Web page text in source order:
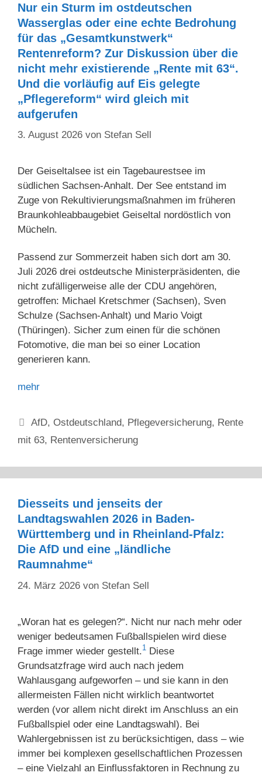
Nur ein Sturm im ostdeutschen
Wasserglas oder eine echte Bedrohung
für das „Gesamtkunstwerk“
Rentenreform? Zur Diskussion über die
nicht mehr existierende „Rente mit 63“.
Und die vorläufig auf Eis gelegte
„Pflegereform“ wird gleich mit
aufgerufen
3. August 2026 von Stefan Sell
Der Geiseltalsee ist ein Tagebaurestsee im
südlichen Sachsen-Anhalt. Der See entstand im
Zuge von Rekultivierungsmaßnahmen im früheren
Braunkohleabbaugebiet Geiseltal nordöstlich von
Mücheln.
Passend zur Sommerzeit haben sich dort am 30.
Juli 2026 drei ostdeutsche Ministerpräsidenten, die
nicht zufälligerweise alle der CDU angehören,
getroffen: Michael Kretschmer (Sachsen), Sven
Schulze (Sachsen-Anhalt) und Mario Voigt
(Thüringen). Sicher zum einen für die schönen
Fotomotive, die man bei so einer Location
generieren kann.
mehr
Kategorien
AfD,Ostdeutschland, Pflegeversicherung, Rente
mit 63, Rentenversicherung
Diesseits und jenseits der
Landtagswahlen 2026 in Baden-
Württemberg und in Rheinland-Pfalz:
Die AfD und eine „ländliche
Raumnahme“
24. März 2026 von Stefan Sell
„Woran hat es gelegen?“. Nicht nur nach mehr oder
weniger bedeutsamen Fußballspielen wird diese
Frage immer wieder gestellt.1 Diese
Grundsatzfrage wird auch nach jedem
Wahlausgang aufgeworfen – und sie kann in den
allermeisten Fällen nicht wirklich beantwortet
werden (vor allem nicht direkt im Anschluss an ein
Fußballspiel oder eine Landtagswahl). Bei
Wahlergebnissen ist zu berücksichtigen, dass – wie
immer bei komplexen gesellschaftlichen Prozessen
– eine Vielzahl an Einflussfaktoren in Rechnung zu